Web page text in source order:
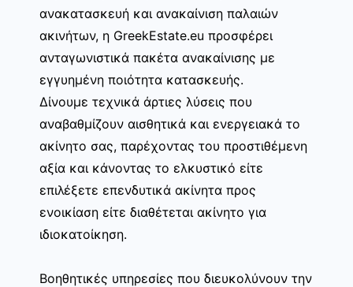
ανακατασκευή και ανακαίνιση παλαιών
ακινήτων, η GreekEstate.eu προσφέρει
ανταγωνιστικά πακέτα ανακαίνισης με
εγγυημένη ποιότητα κατασκευής.
Δίνουμε τεχνικά άρτιες λύσεις που
αναβαθμίζουν αισθητικά και ενεργειακά το
ακίνητο σας, παρέχοντας του προστιθέμενη
αξία και κάνοντας το ελκυστικό είτε
επιλέξετε επενδυτικά ακίνητα προς
ενοικίαση είτε διαθέτεται ακίνητο για
ιδιοκατοίκηση.
Βοηθητικές υπηρεσίες που διευκολύνουν την